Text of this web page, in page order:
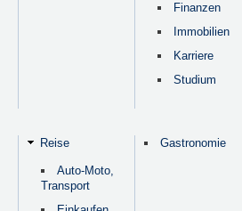
Finanzen
Immobilien
Karriere
Studium
Reise
Auto-Moto,
Transport
Gastronomie